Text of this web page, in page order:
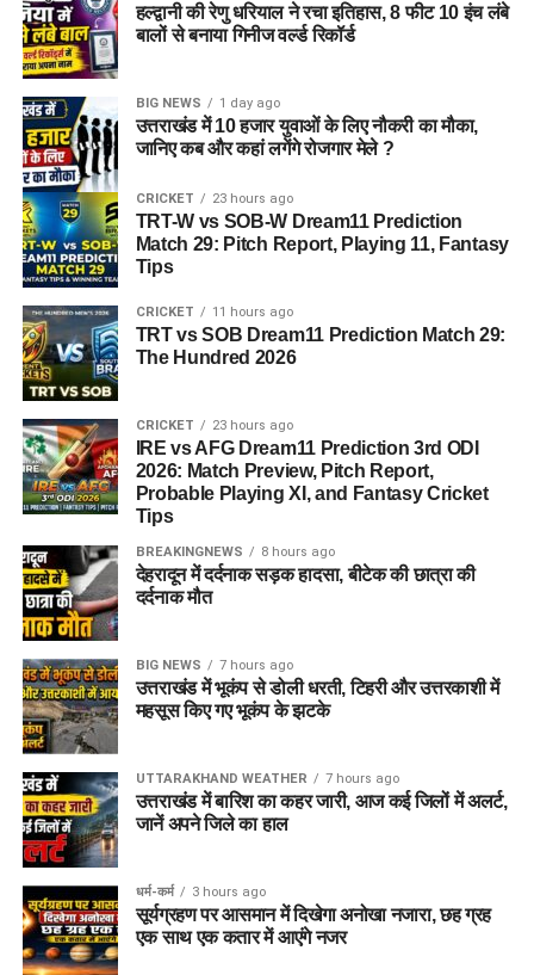
हल्द्वानी की रेणु धरियाल ने रचा इतिहास, 8 फीट 10 इंच लंबे
बालों से बनाया गिनीज वर्ल्ड रिकॉर्ड
BIG NEWS 1 day ago
उत्तराखंड में 10 हजार युवाओं के लिए नौकरी का मौका,
जानिए कब और कहां लगेंगे रोजगार मेले ?
CRICKET 23 hours ago
TRT-W vs SOB-W Dream11 Prediction
Match 29: Pitch Report, Playing 11, Fantasy
Tips
CRICKET 11 hours ago
TRT vs SOB Dream11 Prediction Match 29:
The Hundred 2026
CRICKET 23 hours ago
IRE vs AFG Dream11 Prediction 3rd ODI
2026: Match Preview, Pitch Report,
Probable Playing XI, and Fantasy Cricket
Tips
BREAKINGNEWS 8 hours ago
देहरादून में दर्दनाक सड़क हादसा, बीटेक की छात्रा की
दर्दनाक मौत
BIG NEWS 7 hours ago
उत्तराखंड में भूकंप से डोली धरती, टिहरी और उत्तरकाशी में
महसूस किए गए भूकंप के झटके
UTTARAKHAND WEATHER 7 hours ago
उत्तराखंड में बारिश का कहर जारी, आज कई जिलों में अलर्ट,
जानें अपने जिले का हाल
धर्म-कर्म 3 hours ago
सूर्यग्रहण पर आसमान में दिखेगा अनोखा नजारा, छह ग्रह
एक साथ एक कतार में आएंगे नजर